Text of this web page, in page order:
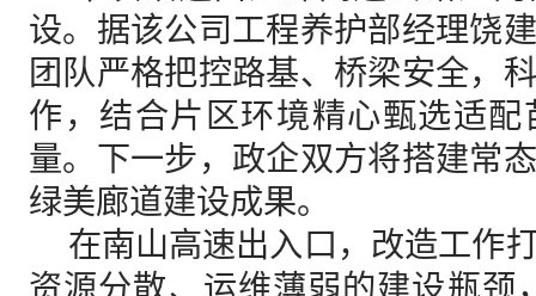
设。据该公司工程养护部经理饶
团队严格把控路基、桥梁安全，
作，结合片区环境精心甄选适
量。下一步，政企双方将搭建常
绿美廊道建设成果。
在南山高速出入口，改造工作
资源分散、运维薄弱的建设瓶颈